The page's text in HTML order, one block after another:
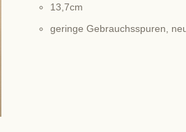
13,7cm
geringe Gebrauchsspuren,